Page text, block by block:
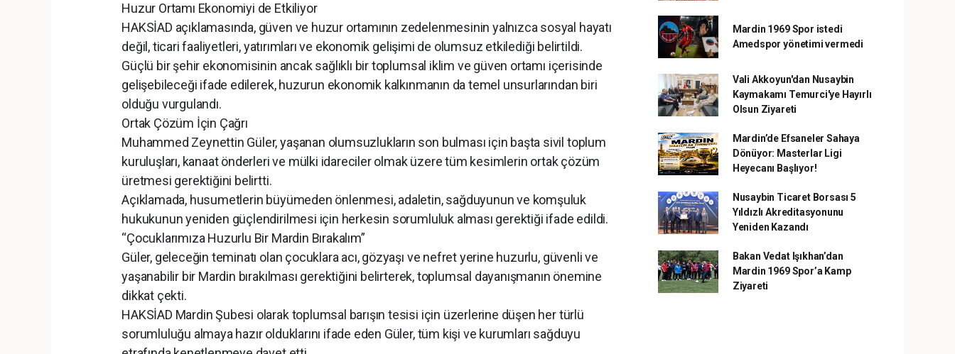
Huzur Ortamı Ekonomiyi de Etkiliyor
HAKSİAD açıklamasında, güven ve huzur ortamının zedelenmesinin yalnızca sosyal hayatı
değil, ticari faaliyetleri, yatırımları ve ekonomik gelişimi de olumsuz etkilediği belirtildi.
Güçlü bir şehir ekonomisinin ancak sağlıklı bir toplumsal iklim ve güven ortamı içerisinde
gelişebileceği ifade edilerek, huzurun ekonomik kalkınmanın da temel unsurlarından biri
olduğu vurgulandı.
Ortak Çözüm İçin Çağrı
Muhammed Zeynettin Güler, yaşanan olumsuzlukların son bulması için başta sivil toplum
kuruluşları, kanaat önderleri ve mülki idareciler olmak üzere tüm kesimlerin ortak çözüm
üretmesi gerektiğini belirtti.
Açıklamada, husumetlerin büyümeden önlenmesi, adaletin, sağduyunun ve komşuluk
hukukunun yeniden güçlendirilmesi için herkesin sorumluluk alması gerektiği ifade edildi.
“Çocuklarımıza Huzurlu Bir Mardin Bırakalım”
Güler, geleceğin teminatı olan çocuklara acı, gözyaşı ve nefret yerine huzurlu, güvenli ve
yaşanabilir bir Mardin bırakılması gerektiğini belirterek, toplumsal dayanışmanın önemine
dikkat çekti.
HAKSİAD Mardin Şubesi olarak toplumsal barışın tesisi için üzerlerine düşen her türlü
sorumluluğu almaya hazır olduklarını ifade eden Güler, tüm kişi ve kurumları sağduyu
Mardin 1969 Spor istedi
Amedspor yönetimi vermedi
Vali Akkoyun'dan Nusaybin
Kaymakamı Temurci'ye Hayırlı
Olsun Ziyareti
Mardin’de Efsaneler Sahaya
Dönüyor: Masterlar Ligi
Heyecanı Başlıyor!
Nusaybin Ticaret Borsası 5
Yıldızlı Akreditasyonunu
Yeniden Kazandı
Bakan Vedat Işıkhan’dan
Mardin 1969 Spor’a Kamp
Ziyareti